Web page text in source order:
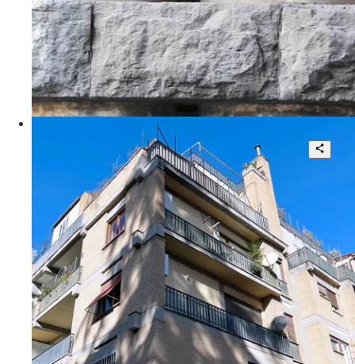
210 mq
€ 1.850.000Via Dora
Elegante e Luminoso Appartamento
2